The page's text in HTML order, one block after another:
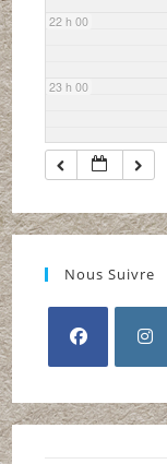
22 h 00
23 h 00
Nous Suivre
dans
dans